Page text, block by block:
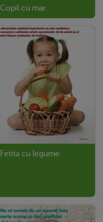
Copil cu mar
Fetita cu legume